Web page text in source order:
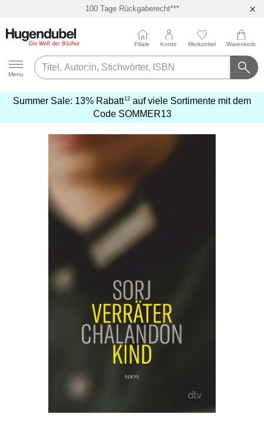
100 Tage Rückgaberecht***
Hugendubel
Menu
Filiale Konto Merkzettel Warenkorb
Summer Sale: 13% Rabatt12 auf viele Sortimente mit dem
Code SOMMER13
erfahren